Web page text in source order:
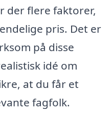
der flere faktorer,
pris. Det er
på disse
idé om
at du får et
fagfolk.